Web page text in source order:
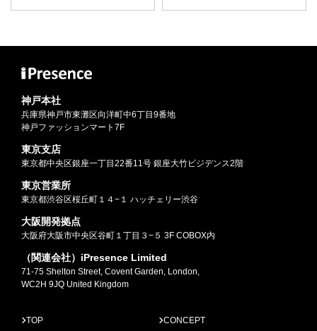
神戸本社
兵庫県神戸市東灘区向洋町中6丁目9番地
神戸ファッションマート7F
東京支店
東京都中央区銀座一丁目22番11号 銀座大竹ビジデンス2階
東京営業所
東京都渋谷区桜丘町１４−１ ハッチェリー渋谷
大阪開発拠点
大阪府大阪市中央区谷町１丁目３−５ 3F COBOX内
（関連会社）iPresence Limited
71-75 Shelton Street, Covent Garden, London,
WC2H 9JQ United Kingdom
TOP CONCEPT